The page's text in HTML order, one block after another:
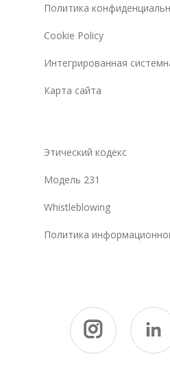
Политика
Cookie Policy
Интегрированная
Карта сайта
Этический кодекс
Модель 231
Whistleblowing
Политика